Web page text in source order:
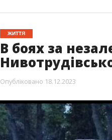
ЖИТТЯ
В боях за
Опубліковано 18.12.2023